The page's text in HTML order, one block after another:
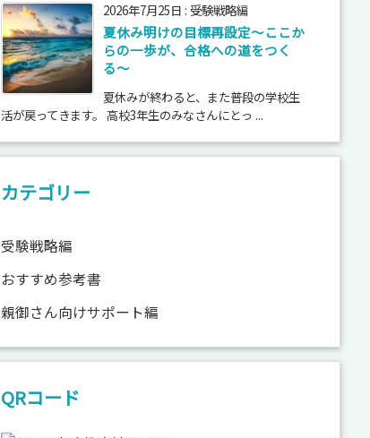
2026年7月25日 : 受験戦略編
夏休み明けの目標再設定〜ここか
らの一歩が、合格への道をつく
る〜
夏休みが終わると、また普段の学校生
活が戻ってきます。 高校3年生のみなさんにとっ ...
カテゴリー
受験戦略編
おすすめ参考書
親御さん向けサポート編
QRコード